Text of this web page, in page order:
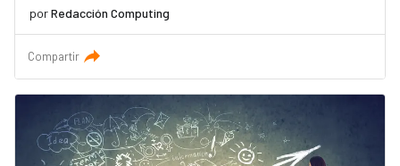
porRedacción Computing
Compartir